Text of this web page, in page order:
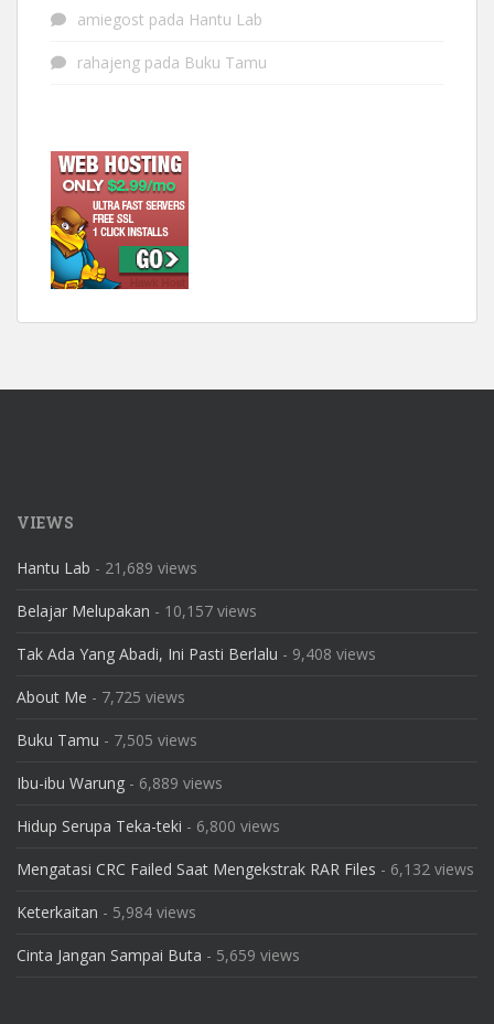
amiegost pada Hantu Lab
rahajeng pada Buku Tamu
VIEWS
Hantu Lab - 21,689 views
Belajar Melupakan - 10,157 views
Tak Ada Yang Abadi, Ini Pasti Berlalu - 9,408 views
About Me - 7,725 views
Buku Tamu - 7,505 views
Ibu-ibu Warung - 6,889 views
Hidup Serupa Teka-teki - 6,800 views
Mengatasi CRC Failed Saat Mengekstrak RAR Files - 6,132 views
Keterkaitan - 5,984 views
Cinta Jangan Sampai Buta - 5,659 views